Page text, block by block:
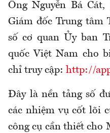
Ông Nguyễn Bá
Giám đốc Trung tâm
số cơ quan Ủy ban
quốc Việt Nam cho
chỉ truy cập: http://
Đây là nền tảng số
các nhiệm vụ cốt lõi
công cụ cần thiết cho